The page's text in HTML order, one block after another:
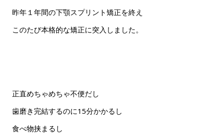
昨年１年間の下顎スプリント矯正を終え
このたび本格的な矯正に突入しました。
正直めちゃめちゃ不便だし
歯磨き完結するのに15分かかるし
食べ物挟まるし